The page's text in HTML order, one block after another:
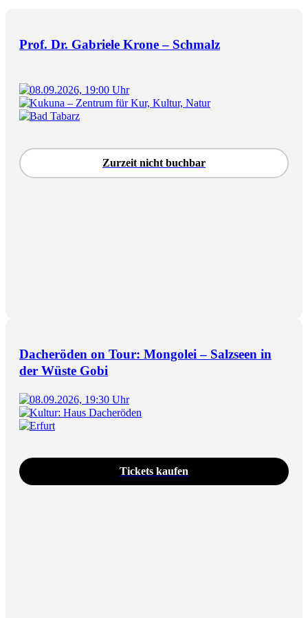
Prof. Dr. Gabriele Krone – Schmalz
08.09.2026, 19:00 Uhr
Kukuna – Zentrum für Kur, Kultur, Natur
Bad Tabarz
Zurzeit nicht buchbar
Dacheröden on Tour: Mongolei – Salzseen in
der Wüste Gobi
08.09.2026, 19:30 Uhr
Kultur: Haus Dacheröden
Erfurt
Tickets kaufen